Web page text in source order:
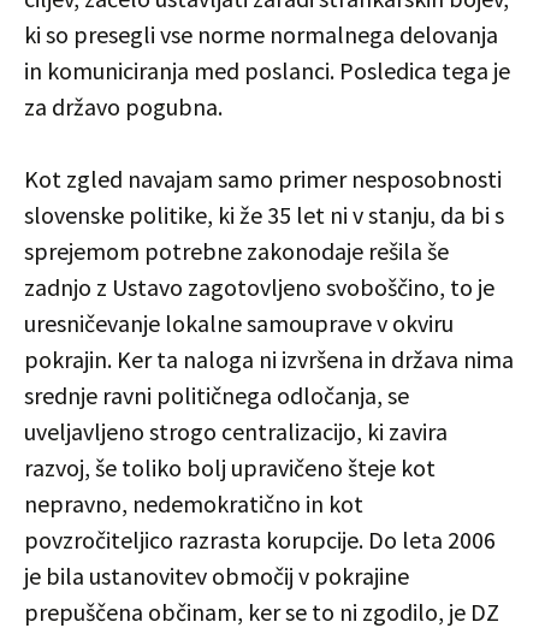
ki so presegli vse norme normalnega delovanja
in komuniciranja med poslanci. Posledica tega je
za državo pogubna.
Kot zgled navajam samo primer nesposobnosti
slovenske politike, ki že 35 let ni v stanju, da bi s
sprejemom potrebne zakonodaje rešila še
zadnjo z Ustavo zagotovljeno svoboščino, to je
uresničevanje lokalne samouprave v okviru
pokrajin. Ker ta naloga ni izvršena in država nima
srednje ravni političnega odločanja, se
uveljavljeno strogo centralizacijo, ki zavira
razvoj, še toliko bolj upravičeno šteje kot
nepravno, nedemokratično in kot
povzročiteljico razrasta korupcije. Do leta 2006
je bila ustanovitev območij v pokrajine
prepuščena občinam, ker se to ni zgodilo, je DZ